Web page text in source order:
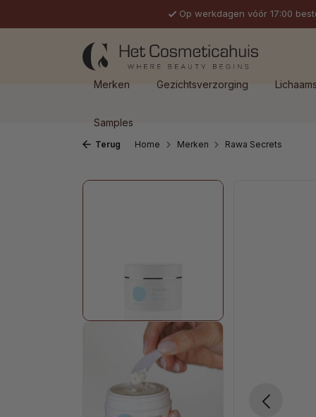
Op werkdagen vóór 17:00
Merken Gezichtsverzorging
Samples
Terug Home Merken Rawa Secrets
Afbeeldingengalerij overslaan